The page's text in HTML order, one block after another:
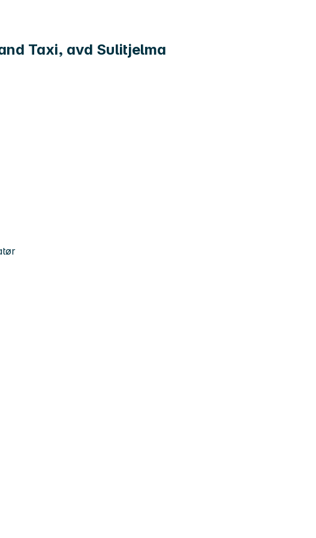
Taxi, avd Sulitjelma